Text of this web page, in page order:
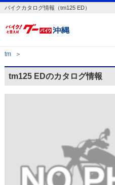
バイクカタログ情報（tm125 ED）
tm ＞
tm125 EDのカタログ情報